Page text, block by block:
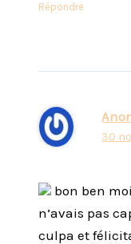
Répondre
30
bon ben
n’avais pas
culpa et